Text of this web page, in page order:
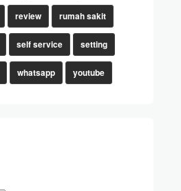
review rumah sakit
self service setting
whatsapp youtube